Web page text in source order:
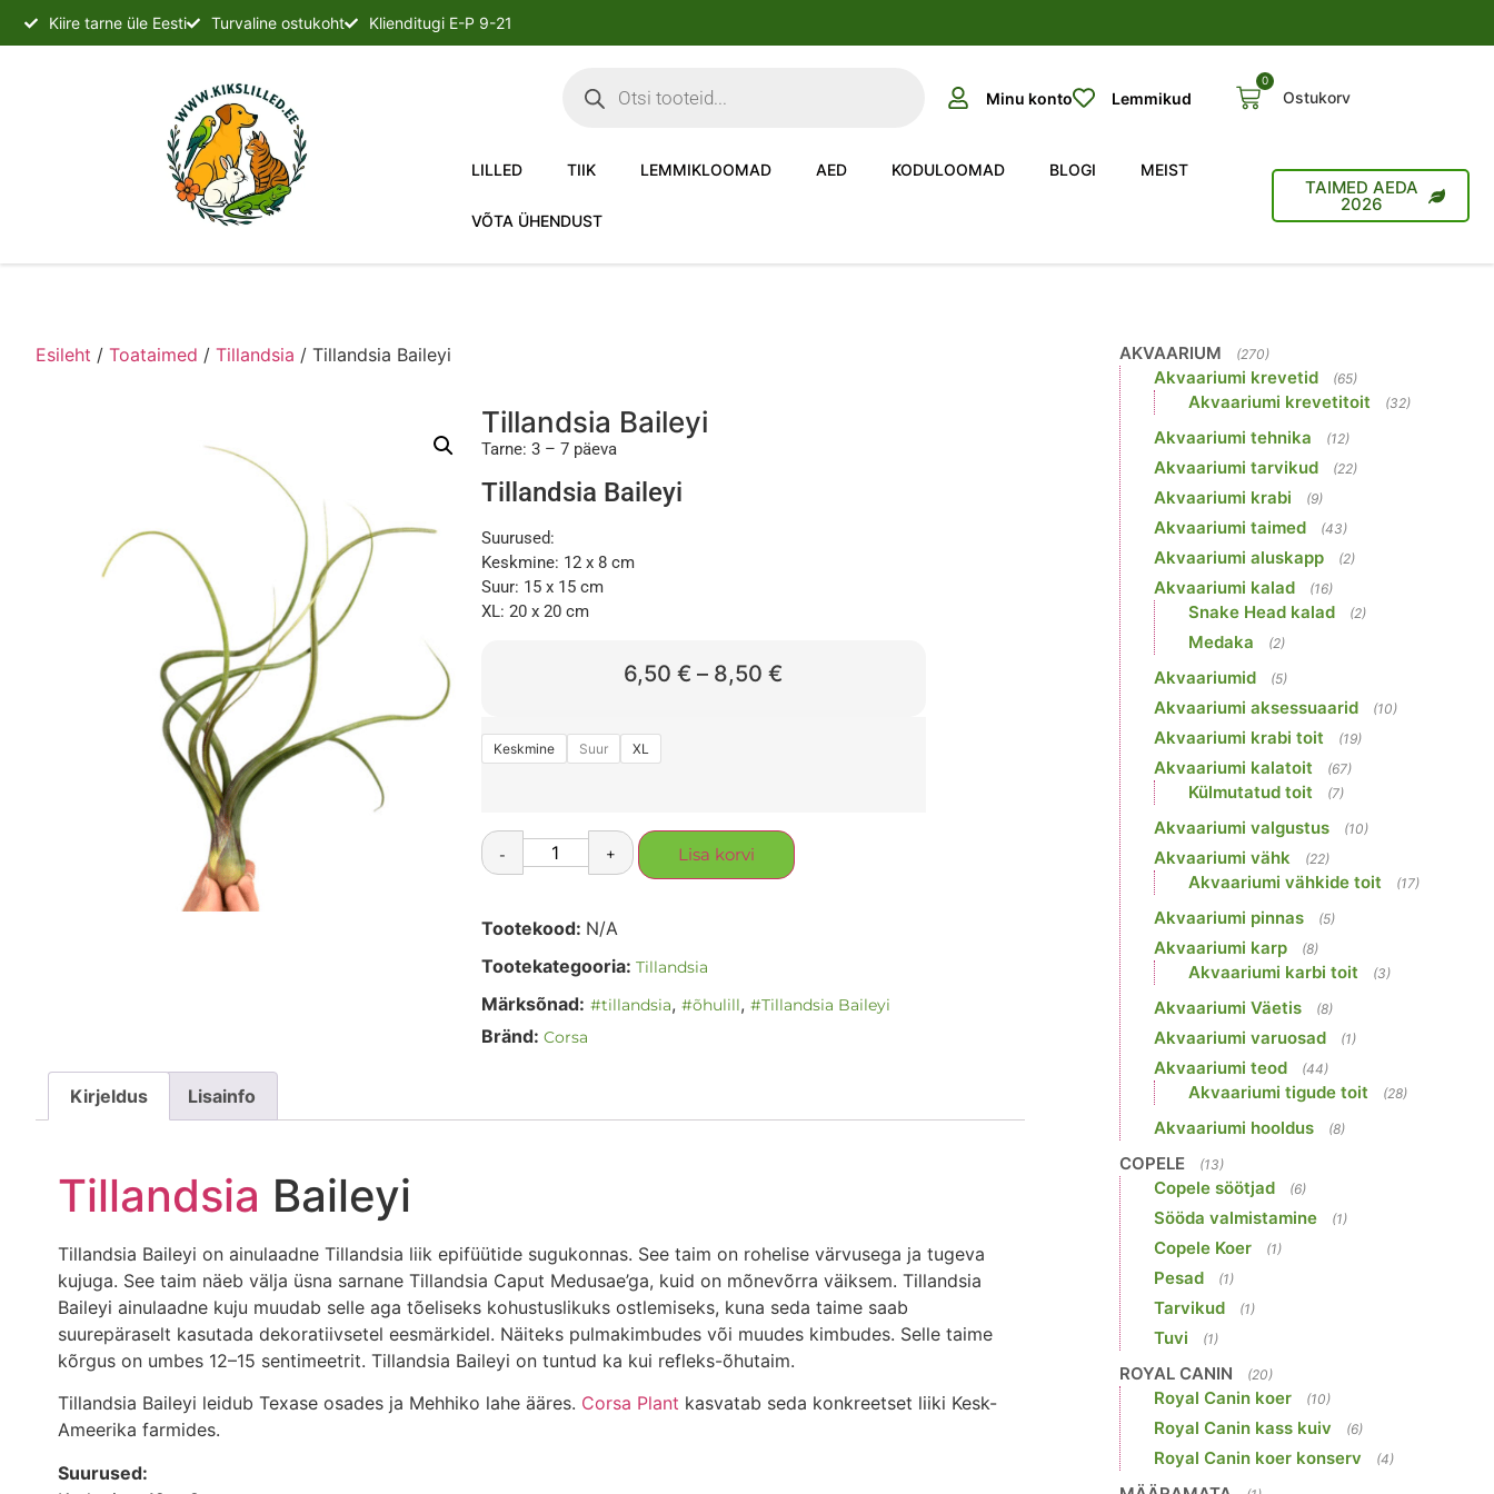
Kiire tarne üle Eesti Turvaline ostukoht Klienditugi E-P 9-21
Minu konto Lemmikud
0
Ostukorv
LILLED TIIK LEMMIKLOOMAD AED KODULOOMAD BLOGI MEIST
VÕTA ÜHENDUST
TAIMED AEDA
2026
Esileht / Toataimed / Tillandsia / Tillandsia Baileyi
Tillandsia Baileyi
Tarne: 3 – 7 päeva
Tillandsia Baileyi
Suurused:
Keskmine: 12 x 8 cm
Suur: 15 x 15 cm
XL: 20 x 20 cm
6,50€ – 8,50€
Keskmine Suur XL
- + Lisa korvi
Tootekood: N/A
Tootekategooria: Tillandsia
Märksõnad: #tillandsia, #õhulill, #Tillandsia Baileyi
Bränd: Corsa
Kirjeldus Lisainfo
Tillandsia Baileyi
Tillandsia Baileyi on ainulaadne Tillandsia liik epifüütide sugukonnas. See taim on rohelise värvusega ja tugeva
kujuga. See taim näeb välja üsna sarnane Tillandsia Caput Medusae’ga, kuid on mõnevõrra väiksem. Tillandsia
Baileyi ainulaadne kuju muudab selle aga tõeliseks kohustuslikuks ostlemiseks, kuna seda taime saab
suurepäraselt kasutada dekoratiivsetel eesmärkidel. Näiteks pulmakimbudes või muudes kimbudes. Selle taime
kõrgus on umbes 12–15 sentimeetrit. Tillandsia Baileyi on tuntud ka kui refleks-õhutaim.
Tillandsia Baileyi leidub Texase osades ja Mehhiko lahe ääres. Corsa Plant kasvatab seda konkreetset liiki Kesk-
Ameerika farmides.
Suurused:
AKVAARIUM (270)
Akvaariumi krevetid (65)
Akvaariumi krevetitoit (32)
Akvaariumi tehnika (12)
Akvaariumi tarvikud (22)
Akvaariumi krabi (9)
Akvaariumi taimed (43)
Akvaariumi aluskapp (2)
Akvaariumi kalad (16)
Snake Head kalad (2)
Medaka (2)
Akvaariumid (5)
Akvaariumi aksessuaarid (10)
Akvaariumi krabi toit (19)
Akvaariumi kalatoit (67)
Külmutatud toit (7)
Akvaariumi valgustus (10)
Akvaariumi vähk (22)
Akvaariumi vähkide toit (17)
Akvaariumi pinnas (5)
Akvaariumi karp (8)
Akvaariumi karbi toit (3)
Akvaariumi Väetis (8)
Akvaariumi varuosad (1)
Akvaariumi teod (44)
Akvaariumi tigude toit (28)
Akvaariumi hooldus (8)
COPELE (13)
Copele söötjad (6)
Sööda valmistamine (1)
Copele Koer (1)
Pesad (1)
Tarvikud (1)
Tuvi (1)
ROYAL CANIN (20)
Royal Canin koer (10)
Royal Canin kass kuiv (6)
Royal Canin koer konserv (4)